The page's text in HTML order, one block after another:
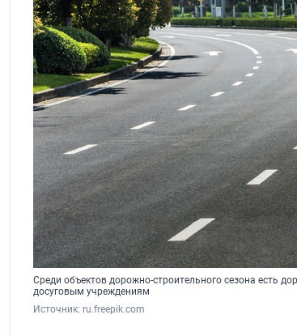
Среди объектов дорожно-строительного сезона есть
досуговым учреждениям
Источник: ru.freepik.com